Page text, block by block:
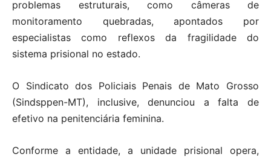
problemas estruturais, como câmeras de
monitoramento quebradas, apontados por
especialistas como reflexos da fragilidade do
sistema prisional no estado.
O Sindicato dos Policiais Penais de Mato Grosso
(Sindsppen-MT), inclusive, denunciou a falta de
efetivo na penitenciária feminina.
Conforme a entidade, a unidade prisional opera,